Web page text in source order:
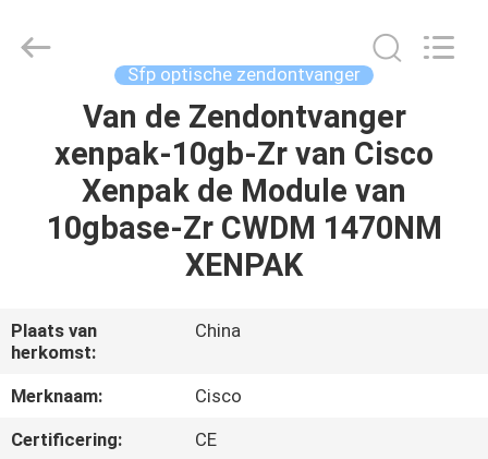
PRODUCTEN
VIDEO'S
OVER
ONS
FABRIEKSTOCHT
Ltd..
Sfp optische zendontvanger
Van de Zendontvanger
xenpak-10gb-Zr van Cisco
Xenpak de Module van
10gbase-Zr CWDM 1470NM
XENPAK
Plaats van
herkomst:
China
Merknaam:
Cisco
Certificering:
CE